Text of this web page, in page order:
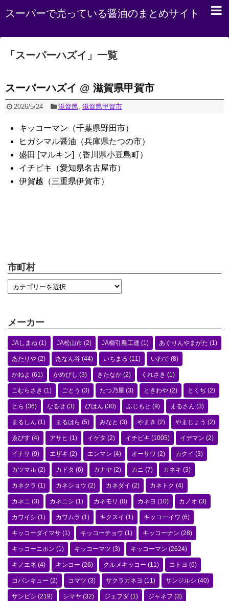
スーパーで売っている醤油のまとめサイト
「 スーパーハズイ 」 一覧
スーパーハズイ @ 滋賀県甲賀市
2026/5/24 滋賀県, 滋賀県甲賀市
キッコーマン（千葉県野田市）
ヒガシマル醤油（兵庫県たつの市）
盛田 [マルキン]（香川県小豆島町）
イチビキ（愛知県名古屋市）
伊賀越（三重県伊賀市）
市町村
メーカー
JAしまね (1) JA松山市 (2) JA櫛引農工連 (1) あぐりんやまがた (1)
あたりや (2) あなん谷 (44) いちまる (11) いわて (8)
かねよ (61) かめびし (3) きたなか (2) くれさき (1)
こむらさき (1) ごとう (3) たつ乃屋 (3) ときわや (2) とくぢ (2)
とら (36) なるせ (3) びはん (30) ふじもと (9) まるさん (3)
まるしん (1) まるはら (5) みなと (3) やまき (2) やまじょう (2)
ゑびす (4) アサヒ (1) イゲタ (2) イチビキ (1005) イデマン (2)
イナサ (9) エザキ (2) エンマン (4) オーサワ (2) カクイ (3)
カツマル (2) カドタ (6) カナヤ (2) カニ (7) カネキ (3)
カネクラ (1) カネショウ (2) カネダイ (2) カネトク (4)
カネニ (3) カネニシ (1) カネモリ (8) カネヨ (10) カノオ (3)
カワイシ (1) カワムラ (1) キクスイ (1) キッコーイワ (6)
キッコーダイマサ (1) キッコーチョウ (1) キッコーナン (28)
キッコーニホン (1) キッコーマツ (3) キッコーマン (2624)
キノエネ (4) キンコー (26) クルメキッコー (11) コトヨ (6)
コバンキュー (2) コマツ (3) サクラカネヨ (11) サンジルシ (40)
サンビシ (219) シマヤ (32) ジェフダ (1) ジャネフ (3)